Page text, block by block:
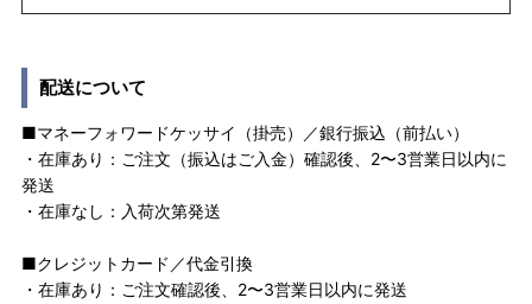
配送について
■マネーフォワードケッサイ（掛売）／銀行振込（前払い）
・在庫あり：ご注文（振込はご入金）確認後、2〜3営業日以内に
発送
・在庫なし：入荷次第発送
■クレジットカード／代金引換
・在庫あり：ご注文確認後、2〜3営業日以内に発送